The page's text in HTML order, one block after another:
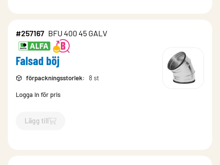
#257167 BFU 400 45 GALV
Falsad böj
förpackningsstorlek: 8 st
Logga in för pris
Lägg till
`$Lägg till